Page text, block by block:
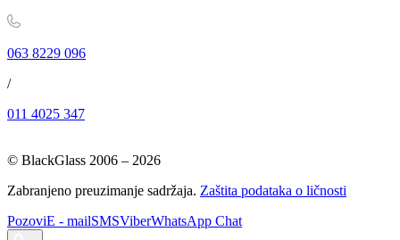
063 8229 096
/
011 4025 347
© BlackGlass 2006 – 2026
Zabranjeno preuzimanje sadržaja. Zaštita podataka o ličnosti
PozoviE - mailSMSViberWhatsApp Chat